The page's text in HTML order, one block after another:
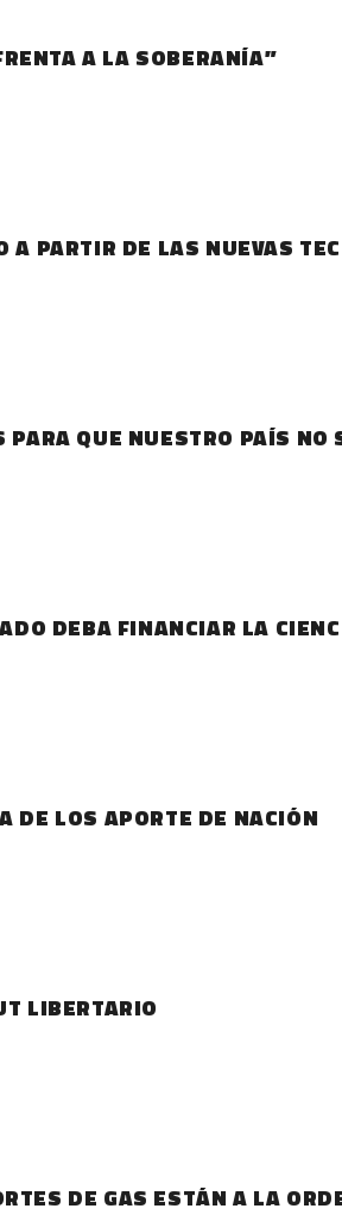
A LA SOBERANÍA”
PARTIR DE LAS NUEVAS
QUE NUESTRO PAÍS NO
DEBA FINANCIAR LA
DE LOS APORTE DE NACIÓN
LIBERTARIO
DE GAS ESTÁN A LA